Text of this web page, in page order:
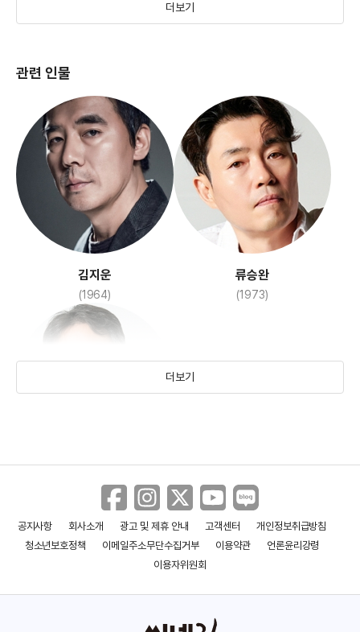
장화, 홍련
(2002)
좋은 놈, 나쁜 놈, 이상한 놈
(2008)
악마를 보았다
(2010)
거미집
(2022)
더보기
관련 인물
김지운
(1964)
류승완
(1973)
장재현
(1981)
더보기
공지사항 회사소개 광고 및 제휴 안내 고객센터
개인정보취급방침
청소년보호정책
이메일주소무단수집거부 이용약관
언론윤리강령
이용자위원회